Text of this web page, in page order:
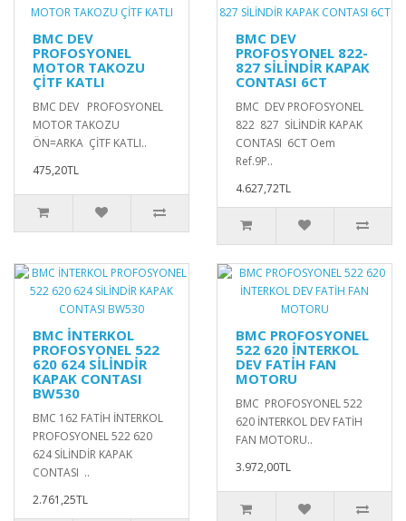
BMC DEV
PROFOSYONEL
MOTOR TAKOZU
ÇİTF KATLI
BMC DEV PROFOSYONEL
MOTOR TAKOZU
ÖN=ARKA ÇİTF KATLI..
475,20TL
BMC DEV
PROFOSYONEL 822-
827 SİLİNDİR KAPAK
CONTASI 6CT
BMC DEV PROFOSYONEL
822 827 SİLİNDİR KAPAK
CONTASI 6CT Oem
Ref.9P..
4.627,72TL
BMC İNTERKOL
PROFOSYONEL 522
620 624 SİLİNDİR
KAPAK CONTASI
BW530
BMC 162 FATİH İNTERKOL
PROFOSYONEL 522 620
624 SİLİNDİR KAPAK
CONTASI ..
2.761,25TL
BMC PROFOSYONEL
522 620 İNTERKOL
DEV FATİH FAN
MOTORU
BMC PROFOSYONEL 522
620 İNTERKOL DEV FATİH
FAN MOTORU..
3.972,00TL